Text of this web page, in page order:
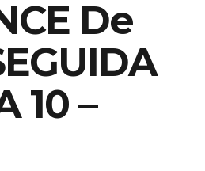
De
10 –